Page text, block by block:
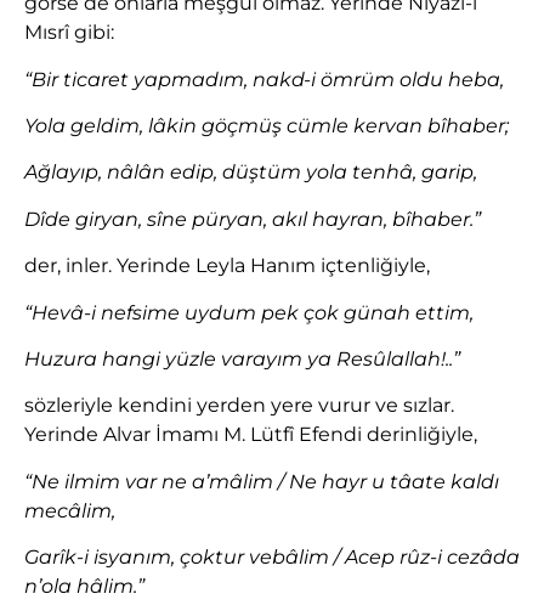
Mısrî gibi:
“Bir ticaret yapmadım, nakd-i ömrüm oldu heba,
Yola geldim, lâkin göçmüş cümle kervan bîhaber;
Ağlayıp, nâlân edip, düştüm yola tenhâ, garip,
Dîde giryan, sîne püryan, akıl hayran, bîhaber.”
der, inler. Yerinde Leyla Hanım içtenliğiyle,
“Hevâ-i nefsime uydum pek çok günah ettim,
Huzura hangi yüzle varayım ya Resûlallah!..”
sözleriyle kendini yerden yere vurur ve sızlar.
Yerinde Alvar İmamı M. Lütfî Efendi derinliğiyle,
“Ne ilmim var ne a’mâlim / Ne hayr u tâate kaldı
mecâlim,
Garîk-i isyanım, çoktur vebâlim / Acep rûz-i cezâda
n’ola hâlim.”